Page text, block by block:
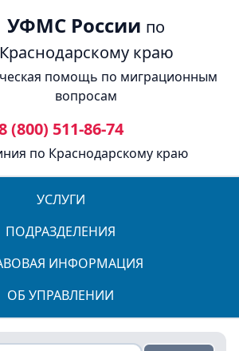
УФМС России по
Краснодарскому краю
помощь по миграционным
вопросам
(800) 511-86-74
по Краснодарскому краю
УСЛУГИ
ПОДРАЗДЕЛЕНИЯ
ИНФОРМАЦИЯ
ОБ УПРАВЛЕНИИ